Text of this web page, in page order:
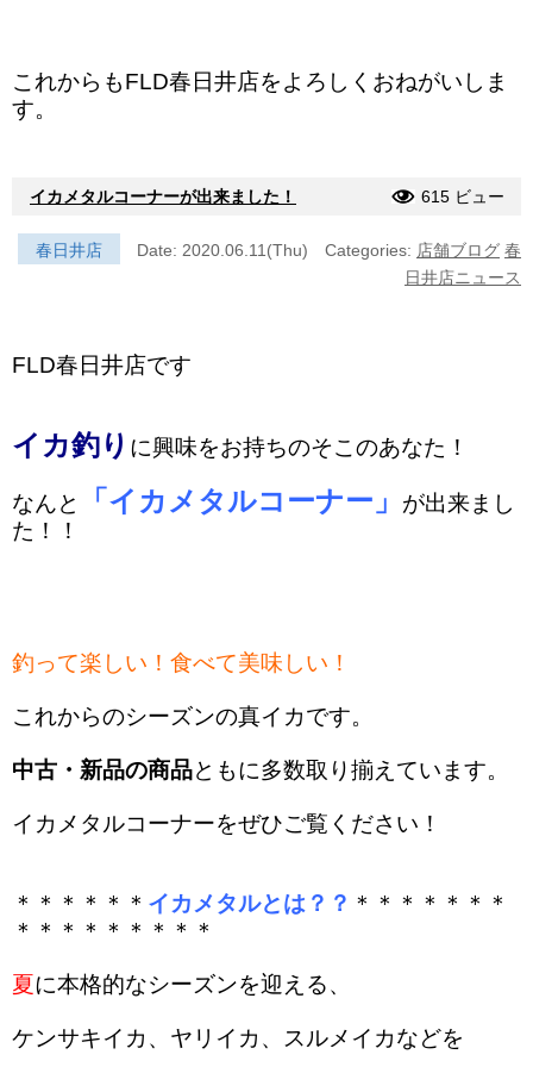
これからもFLD春日井店をよろしくおねがいしま
す。
イカメタルコーナーが出来ました！ 615 ビュー
春日井店 Date: 2020.06.11(Thu) Categories: 店舗ブログ 春
日井店ニュース
FLD春日井店です
イカ釣り に興味をお持ちのそこのあなた！
なんと 「イカメタルコーナー」
が出来まし
た！！
釣って楽しい！食べて美味しい！
これからのシーズンの真イカです。
中古・新品の商品ともに多数取り揃えています。
イカメタルコーナーをぜひご覧ください！
＊＊＊＊＊＊ イカメタルとは？？ ＊＊＊＊＊＊＊
＊＊＊＊＊＊＊＊＊
夏に本格的なシーズンを迎える、
ケンサキイカ、ヤリイカ、スルメイカなどを